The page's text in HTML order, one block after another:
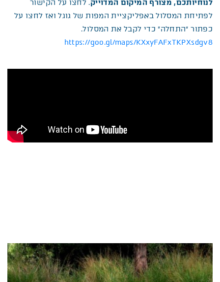
לנוחיותכם, מצורף המיקום המדוייק. לחצו על הקישור
לפתיחת המסלול באפליקציית המפות של גוגל ואז לחצו על
כפתור “התחלה” כדי לקבל את המסלול.
https://goo.gl/maps/KXxyFAFxTKPXsdgv8